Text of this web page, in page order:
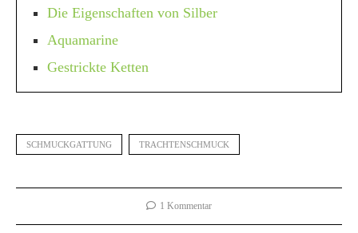
Die Eigenschaften von Silber
Aquamarine
Gestrickte Ketten
SCHMUCKGATTUNG TRACHTENSCHMUCK
1 Kommentar